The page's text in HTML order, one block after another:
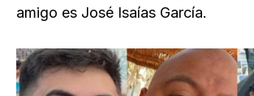
amigo es José Isaías García.